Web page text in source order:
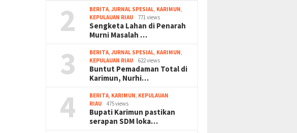
2 BERITA,JURNAL SPESIAL, KARIMUN,
KEPULAUAN RIAU
771 views
Sengketa Lahan di Penarah
Murni Masalah …
3 BERITA,JURNAL SPESIAL, KARIMUN,
KEPULAUAN RIAU
622 views
Buntut Pemadaman Total di
Karimun, Nurhi…
4 BERITA, KARIMUN, KEPULAUAN
RIAU
475 views
Bupati Karimun pastikan
serapan SDM loka…